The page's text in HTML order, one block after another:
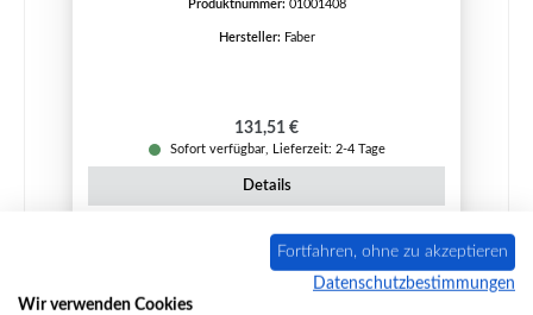
Produktnummer: 01001408
Hersteller: Faber
Regulärer Preis:
131,51 €
Sofort verfügbar, Lieferzeit: 2-4 Tage
Details
Fortfahren, ohne zu akzeptieren
Datenschutzbestimmungen
Wir verwenden Cookies